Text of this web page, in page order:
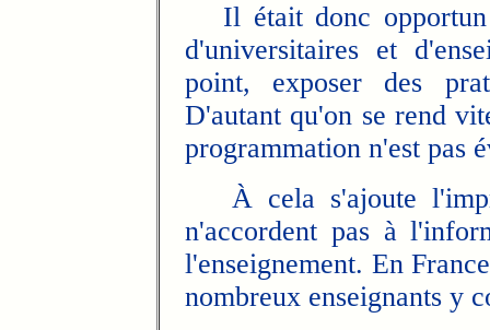
Il était donc opportun
d'universitaires et
point, exposer des
D'autant qu'on se rend
programmation n'est pas
À cela s'ajoute
n'accordent pas à
l'enseignement. En
nombreux enseignants y